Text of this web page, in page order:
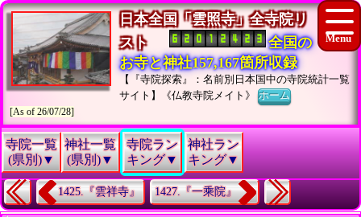
日本全国「雲照寺」全寺院リ
スト
全国の
お寺と神社157,167箇所収録
【『寺院探索』：名前別日本国中の寺院統計一覧
サイト】《仏教寺院メイト》ホーム
[As of 26/07/28]
寺院一覧
(県別)▼
神社一覧
(県別)▼
寺院ラン
キング▼
神社ラン
キング▼
1425.『雲祥寺』 1427.『一乘院』